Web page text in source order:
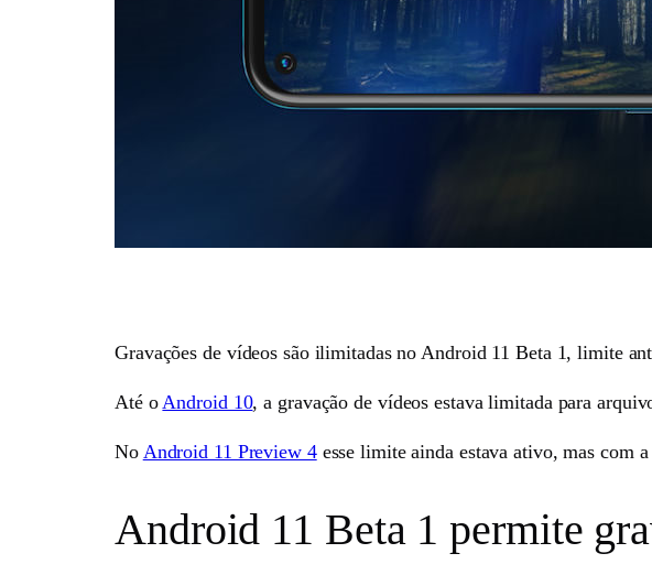
Gravações de vídeos são ilimitadas no Android 11 Beta 1, limite
Até o Android 10, a gravação de vídeos estava limitada para
No Android 11 Preview 4esse limite ainda estava ativo, mas com
Android 11 Beta 1 permite